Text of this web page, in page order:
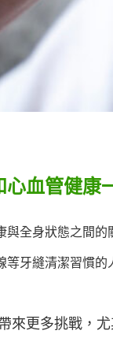
血管健康
與全身狀態之間
等牙縫清潔習慣
來更多挑戰，